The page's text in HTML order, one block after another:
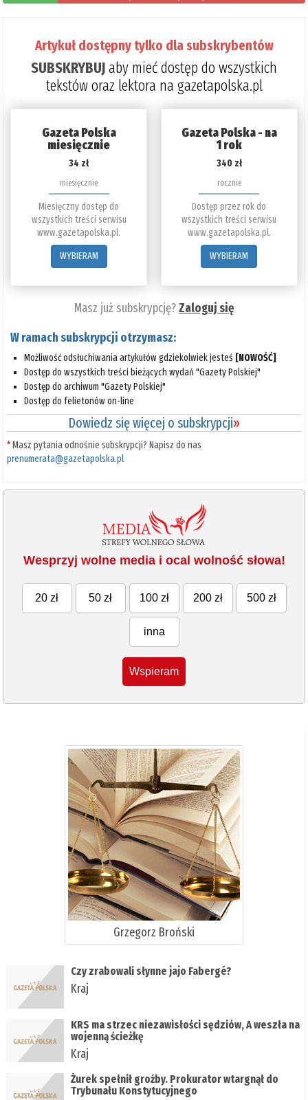
Artykuł dostępny tylko dla subskrybentów
SUBSKRYBUJaby mieć dostęp do wszystkich
tekstów oraz lektora na gazetapolska.pl
Gazeta Polska
miesięcznie
34 zł
miesięcznie
Miesięczny dostęp do
wszystkich treści serwisu
www.gazetapolska.pl.
WYBIERAM
Gazeta Polska - na
1 rok
340 zł
rocznie
Dostęp przez rok do
wszystkich treści serwisu
www.gazetapolska.pl.
WYBIERAM
Masz już subskrypcję?Zaloguj się
W ramach subskrypcji otrzymasz:
Możliwość odsłuchiwania artykułów gdziekolwiek jesteś [NOWOŚĆ]
Dostęp do wszystkich treści bieżących wydań "Gazety Polskiej"
Dostęp do archiwum "Gazety Polskiej"
Dostęp do felietonów on-line
Dowiedz się więcej o subskrypcji»
*Masz pytania odnośnie subskrypcji? Napisz do nas
prenumerata@gazetapolska.pl
Wesprzyj wolne media i ocal wolność słowa!
20 zł 50 zł 100 zł 200 zł 500 zł
inna
Wspieram
Grzegorz Broński
Czy zrabowali słynne jajo Fabergé?
Kraj
KRS ma strzec niezawisłości sędziów, A weszła na
wojenną ścieżkę
Kraj
Żurek spełnił groźby. Prokurator wtargnął do
Trybunału Konstytucyjnego